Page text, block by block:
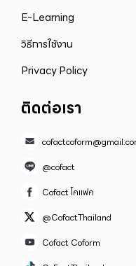
E-Learning
วิธีการใช้งาน
Privacy Policy
ติดต่อเรา
@cofact
Cofact โคแฟค
@CofactThailand
Cofact Coform